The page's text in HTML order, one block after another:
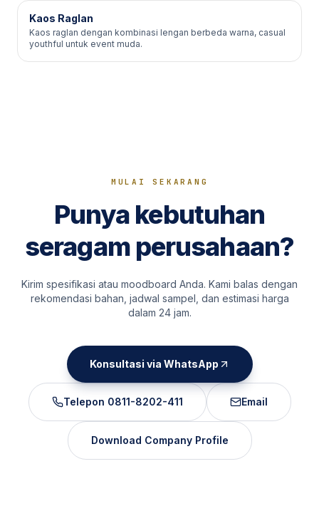
Kaos Raglan
Kaos raglan dengan kombinasi lengan berbeda warna, casual
youthful untuk event muda.
MULAI SEKARANG
Punya kebutuhan
seragam perusahaan?
Kirim spesifikasi atau moodboard Anda. Kami balas dengan
rekomendasi bahan, jadwal sampel, dan estimasi harga
dalam 24 jam.
Konsultasi via WhatsApp
Telepon 0811-8202-411 Email
Download Company Profile